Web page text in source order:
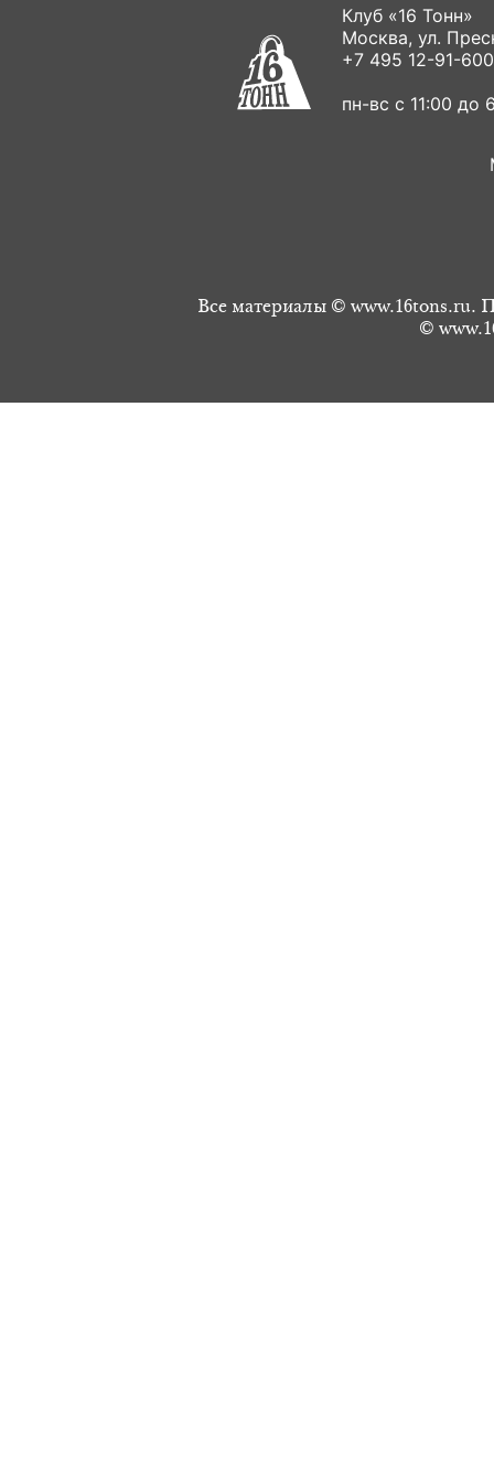
Клуб «16 Тонн»
Москва, ул.
+7 495 12-91-
пн-вс с 11:00 до
Все материалы © www.16tons.ru.
©